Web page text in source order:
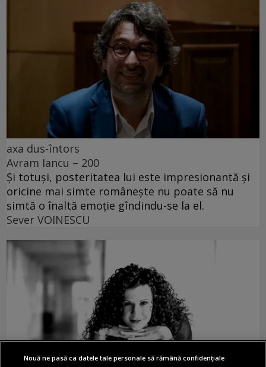
axa dus-întors
Avram Iancu – 200
Și totuși, posteritatea lui este impresionantă și
oricine mai simte românește nu poate să nu
simtă o înaltă emoție gîndindu-se la el.
Sever VOINESCU
Nouă ne pasă ca datele tale personale să rămână confidențiale